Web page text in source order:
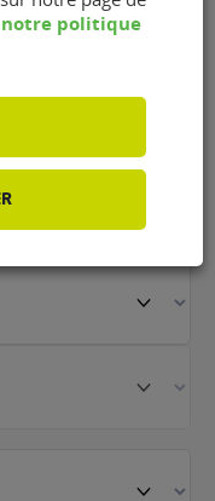
politique